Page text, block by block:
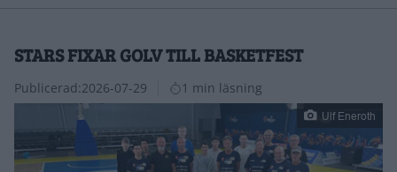
STARS FIXAR GOLV TILL BASKETFEST
Publicerad:2026-07-29 1 min läsning
Ulf Eneroth